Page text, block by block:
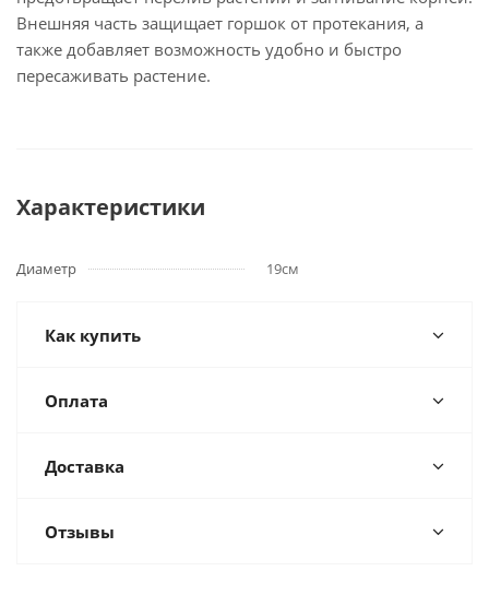
Внешняя часть защищает горшок от протекания, а
также добавляет возможность удобно и быстро
пересаживать растение.
Характеристики
Диаметр 19см
Как купить
Оплата
Доставка
Отзывы